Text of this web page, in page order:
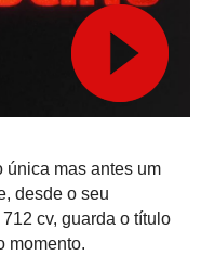
única mas antes um
desde o seu
cv, guarda o título
momento.